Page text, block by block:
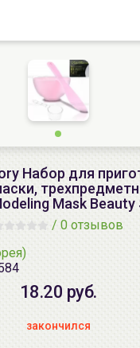
Набор для
Mask Beauty
/ 0 отзывов
18.20 руб.
закончился